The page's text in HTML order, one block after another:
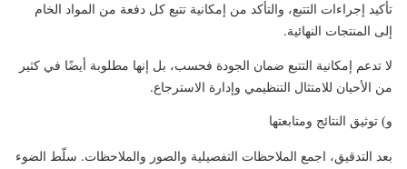
تأكيد إجراءات التتبع، والتأكد من إمكانية تتبع كل دفعة من المواد الخام
إلى المنتجات النهائية.
لا تدعم إمكانية التتبع ضمان الجودة فحسب، بل إنها مطلوبة أيضًا في كثير
من الأحيان للامتثال التنظيمي وإدارة الاسترجاع.
و) توثيق النتائج ومتابعتها
بعد التدقيق، اجمع الملاحظات التفصيلية والصور والملاحظات. سلّط الضوء